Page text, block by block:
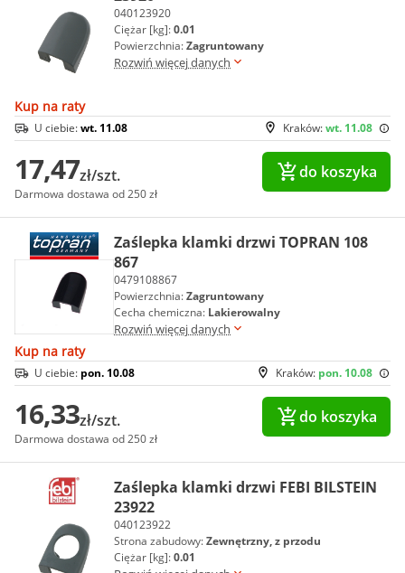
040123920
Ciężar [kg]:0.01
Powierzchnia:Zagruntowany
Rozwiń więcej danych
Kup na raty
Kraków:wt. 11.08
U ciebie:wt. 11.08
17,47zł/szt.
Darmowa dostawa od 250 zł
do koszyka
Zaślepka klamki drzwi TOPRAN 108
867
0479108867
Powierzchnia:Zagruntowany
Cecha chemiczna: Lakierowalny
Rozwiń więcej danych
Kup na raty
Kraków: pon. 10.08
U ciebie: pon. 10.08
16,33zł/szt.
Darmowa dostawa od 250 zł
do koszyka
Zaślepka klamki drzwi FEBI BILSTEIN
23922
040123922
Strona zabudowy:Zewnętrzny, z przodu
Ciężar [kg]:0.01